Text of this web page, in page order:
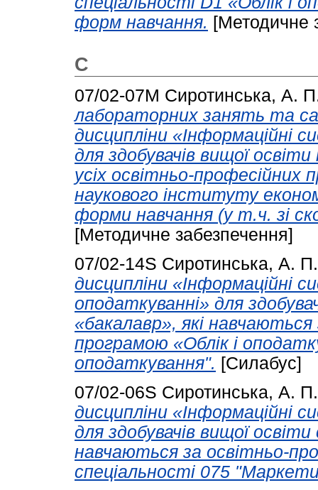
форм навчання. [Методичне
С
07/02-07М Сиротинська, А.
лабораторних занять та
дисципліни «Інформаційні
для здобувачів вищої
усіх освітньо-професійних
наукового інституту
форми навчання (у т.ч. зі
[Методичне забезпечення]
07/02-14S Сиротинська, А. П.
дисципліни «Інформаційні
оподаткуванні» для
«бакалавр», які
програмою «Облік і
оподаткування". [Силабус]
07/02-06S Сиротинська, А. П.
дисципліни «Інформаційні
для здобувачів вищої
навчаються за освітньо-
спеціальності 075